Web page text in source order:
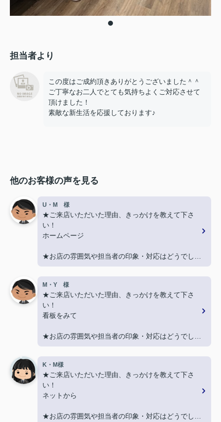
担当者より
この度はご成約頂きありがとうございました＾＾
ご丁寧なお二人でとても気持ちよくご対応させて
頂けました！
素敵な新生活を応援しております♪
他のお客様の声を見る
U・M 様
★ご来店いただいた理由、きっかけを教えて下さ
い！
ホームページ
★お店の雰囲気や担当者の印象・対応はどうでした
か？
丁寧に、迅速にご対応頂き大変助かりました。
★担当者、または当店に一言お願い致します！
また引越しする機会があればよろしくお願いしま
す。
M・Y 様
★ご来店いただいた理由、きっかけを教えて下さ
い！
看板をみて
★お店の雰囲気や担当者の印象・対応はどうでした
か？
親切に対応いただき良かったです！
★担当者、または当店に一言お願い致します！
契約まで色々とご対応いただきありがとうございま
した！
K・M様
★ご来店いただいた理由、きっかけを教えて下さ
い！
ネットから
★お店の雰囲気や担当者の印象・対応はどうでした